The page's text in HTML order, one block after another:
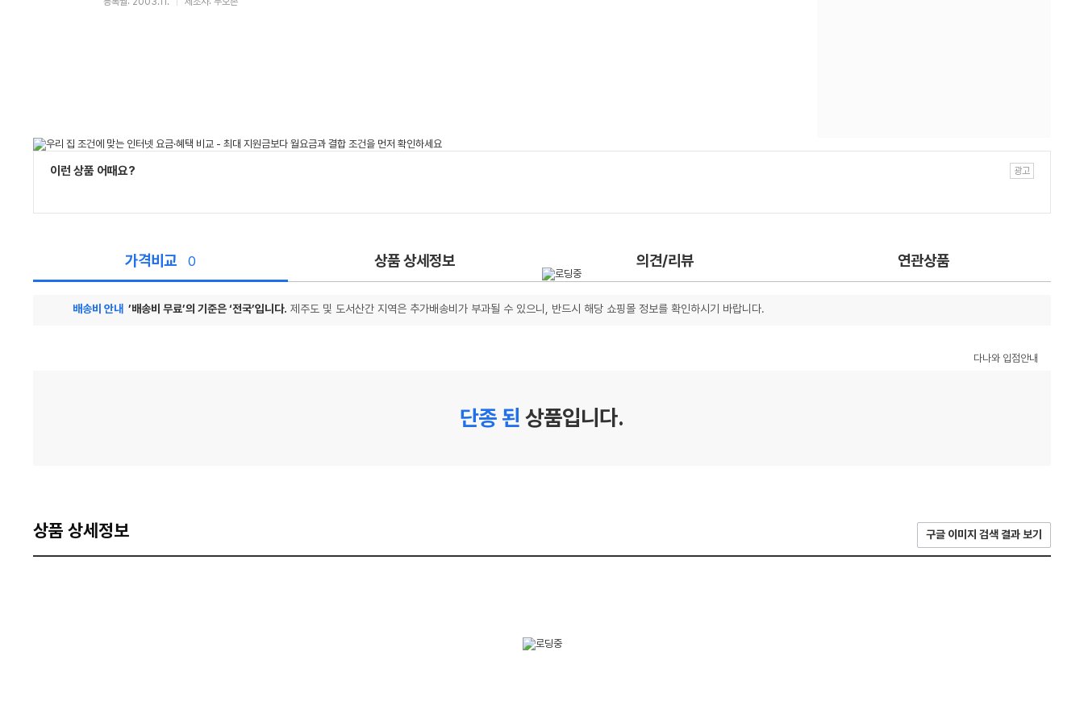
이런 상품 어때요?
가격비교 0 상품 상세정보 의견/리뷰 연관상품
배송비 안내 ’배송비 무료’의 기준은 ‘전국’입니다. 제주도 및 도서산간 지역은 추가배송비가 부과될 수 있으니, 반드시 해당 쇼핑몰 정보를 확인하시기 바랍니다.
다나와 입점안내
단종 된 상품입니다.
상품 상세정보 구글 이미지 검색 결과 보기